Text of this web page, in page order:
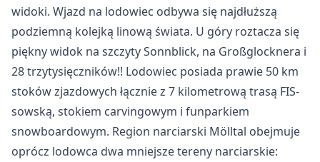
widoki. Wjazd na lodowiec odbywa się najdłuższą
podziemną kolejką linową świata. U góry roztacza się
piękny widok na szczyty Sonnblick, na Großglocknera i
28 trzytysięczników!! Lodowiec posiada prawie 50 km
stoków zjazdowych łącznie z 7 kilometrową trasą FIS-
sowską, stokiem carvingowym i funparkiem
snowboardowym. Region narciarski Mölltal obejmuje
oprócz lodowca dwa mniejsze tereny narciarskie: